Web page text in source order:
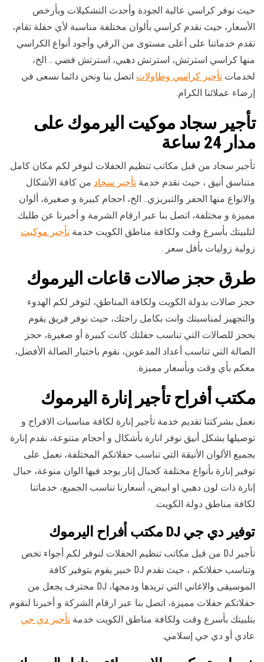
حيث نوفر كراسي عالية الجودة وأحدث التشكيلات وبأرخص
الأسعار، حيث نقدم كراسي بألوان مختلفة مناسبة لأي حفلة تقام،
نقدم خدماتنا على أعلى مستوى من الرقي وأجود أنواع الكراسي
منها كراسي استرتش، استرتش دهبي، استرتش فضي .. الخ،
لخدمات تأجير كراسي وطاولات اتصل بنا ونحن دائما نسعى في
إرضاء عملائنا الكرام.
تأجير سجاد موكيت اليرموك على
مدار 24 ساعة
تأجير سجاد من قبل مكاتب تنظيم الحفلات لنوفر لكم مكان كامل
متناسق أنيق ، حيث نقدم خدمة تأجير سجاد من كافة الأشكال
والانواع منها الحفر والتبريزي.. الخ، احجام كبيرة و صغيرة، ألوان
مميزة و مختلفة، اتصل بنا عبر ارقام الشرمة و أخبرنا عن طلبك
لتلبيتك بأسرع وقت ولكافة مناطق الكويت خدمة تأجير موكيت
زولية زوليات بأقل سعر .
طرق حجز صالات قاعات اليرموك
حجز صالات بدولة الكويت ولكافة المناطق، لتوفر لكم الهدوء
والتجهيز لمناسبتك وانت بكامل راحتك، حيث نوفر فريق يقوم
بحجز للصالات التي تناسب حفلتك كانت كبيرة أو صغيرة، حجز
الصالة التي تناسب أعداد المدعوين، نقوم باختيار الصالة الأفضل،
معكم بأي وقت وبأسعار مميزة.
مكتب أفراح تأجير إنارة اليرموك
نعمل بشركتنا تقديم خدمة تأجير إنارة لكافة مناسبات الافراح و
توصيلها بشكل أنيق نوفر انارة بأشكال و أحجام متنوعة، نقدم إنارة
بجميع الألوان الأنيقة التي تناسب حفلاتكم المختلفة، نعمل على
توفير إنارة بأنواع مختلفة كحبال إنار يوجد فيها الوان منوعة، حبال
إنارة ذات لون دهبي او ابيض، أسعارنا تناسب الجميع، خدماتنا
لكافة مناطق دولة الكويت.
توفير دي جي DJ مكتب أفراح اليرموك
تأجير DJ من قبل مكاتب تنظيم الحفلات لنوفر لكم أجواء تخص
وتناسب حفلاتكم ، حيث نقدم DJ خبير يقوم بتوفير كافة
الموسيقى والاغاني التي تريدها ودمجها، DJ محترف يجعل من
حفلاتكم حفلات مميزة، اتصل بنا عبر ارقام الشركة و أخبرنا لنقوم
بتلبيتك بأسرع وقت ولكافة مناطق الكويت خدمة تأجير دي جي
عادي أو دي جي إسلامي.